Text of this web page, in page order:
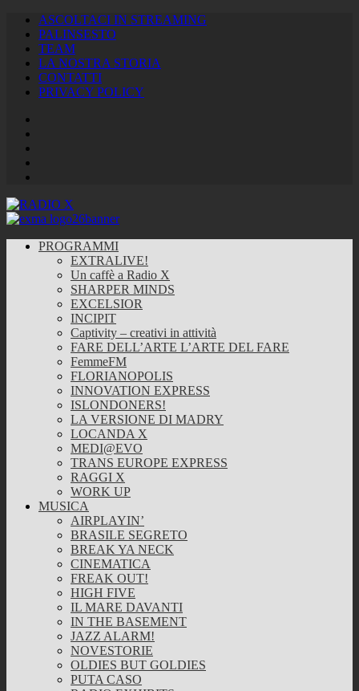
ASCOLTACI IN STREAMING
PALINSESTO
TEAM
LA NOSTRA STORIA
CONTATTI
PRIVACY POLICY
PROGRAMMI
EXTRALIVE!
Un caffè a Radio X
SHARPER MINDS
EXCELSIOR
INCIPIT
Captivity – creativi in attività
FARE DELL’ARTE L’ARTE DEL FARE
FemmeFM
FLORIANOPOLIS
INNOVATION EXPRESS
ISLONDONERS!
LA VERSIONE DI MADRY
LOCANDA X
MEDI@EVO
TRANS EUROPE EXPRESS
RAGGI X
WORK UP
MUSICA
AIRPLAYIN’
BRASILE SEGRETO
BREAK YA NECK
CINEMATICA
FREAK OUT!
HIGH FIVE
IL MARE DAVANTI
IN THE BASEMENT
JAZZ ALARM!
NOVESTORIE
OLDIES BUT GOLDIES
PUTA CASO